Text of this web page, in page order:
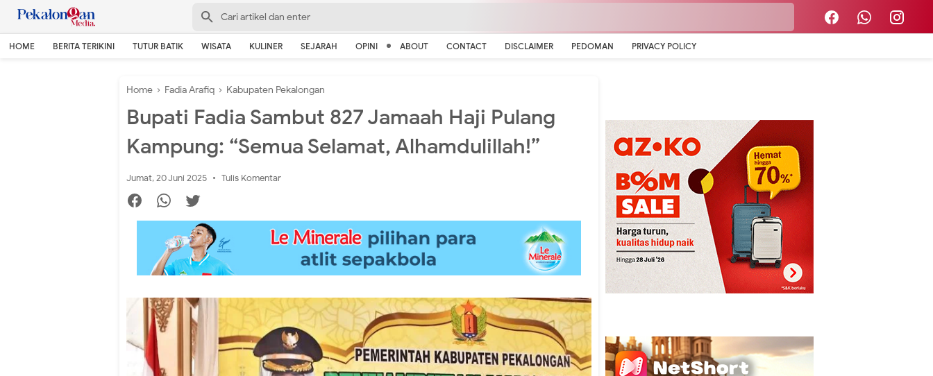
HOME BERITA TERIKINI TUTUR BATIK WISATA KULINER SEJARAH OPINI ABOUT CONTACT DISCLAIMER PEDOMAN PRIVACY POLICY
Home › Fadia Arafiq › Kabupaten Pekalongan
Bupati Fadia Sambut 827 Jamaah Haji Pulang
Kampung: “Semua Selamat, Alhamdulillah!”
Jumat, 20 Juni 2025 Tulis Komentar